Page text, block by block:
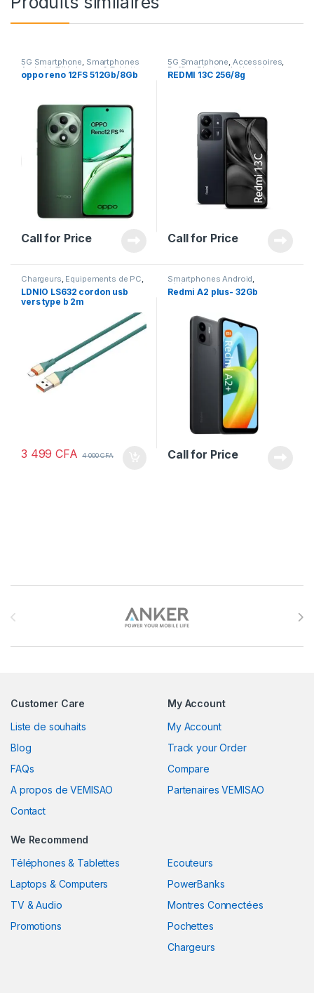
5G Smartphone, Smartphones
Android Téléphones & Tablettes
oppo reno 12FS 512Gb/8Gb
Call for Price
5G Smartphone, Accessoires,
Baffles Bluetooth,Haut de
gamme ,Photographie
REDMI 13C 256/8g
Call for Price
Chargeurs, Equipements de PC,
Gadgets & Accessoires
Matériels de Bureau,
Téléphones & Tablettes
LDNIO LS632 cordon usb
vers type b 2m
3 499CFA 4 000CFA
Smartphones Android,
Téléphones & Tablettes
Redmi A2 plus- 32Gb
Call for Price
Customer Care
Liste de souhaits
Blog
FAQs
A propos de VEMISAO
Contact
My Account
My Account
Track your Order
Compare
Partenaires VEMISAO
We Recommend
Téléphones & Tablettes
Laptops & Computers
TV & Audio
Promotions
Ecouteurs
PowerBanks
Montres Connectées
Pochettes
Chargeurs